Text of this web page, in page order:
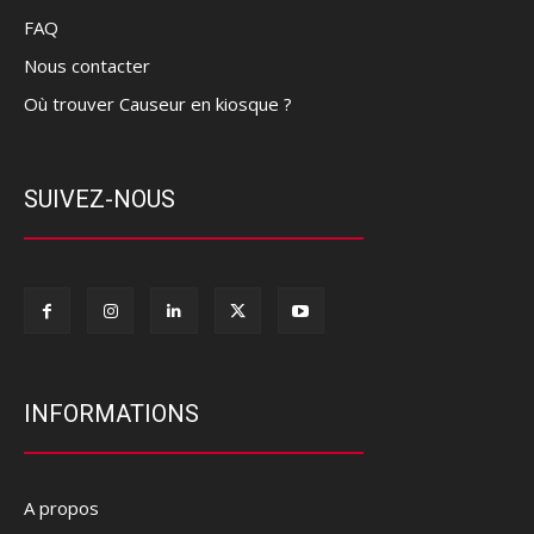
FAQ
Nous contacter
Où trouver Causeur en kiosque ?
SUIVEZ-NOUS
INFORMATIONS
A propos